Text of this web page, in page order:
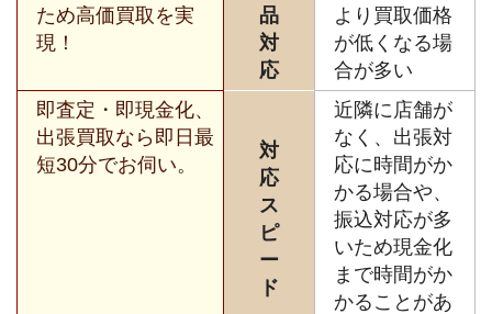
ため高価買取を実
現！
品
対
応
より買取価格
が低くなる場
合が多い
即査定・即現金化、
出張買取なら即日最
短30分でお伺い。
対
応
ス
ピ
ー
ド
近隣に店舗が
なく、出張対
応に時間がか
かる場合や、
振込対応が多
いため現金化
まで時間がか
かることがあ